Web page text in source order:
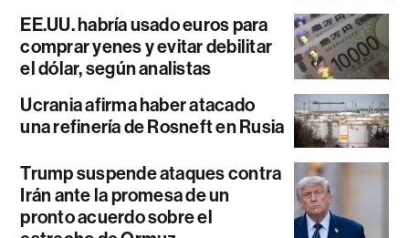
EE.UU. habría usado euros para
comprar yenes y evitar debilitar
el dólar, según analistas
Ucrania afirma haber atacado
una refinería de Rosneft en Rusia
Trump suspende ataques contra
Irán ante la promesa de un
pronto acuerdo sobre el